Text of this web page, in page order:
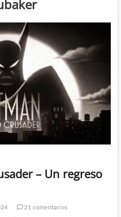
– Un regreso
21 comentarios